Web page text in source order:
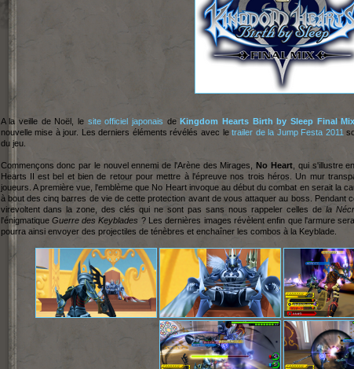
A la veille de Noël, le site officiel japonais deKingdom Hearts Birth by Sleep Final Mix
nouvelle mise à jour. Les derniers éléments révélés avec letrailer de la Jump Festa 2011
du jeu.
Commençons donc par le nouvel ennemi de l'Arène des Mirages,No Heart , qui s'illustre
Hearts II est bel et bien de retour pour mettre à l'épreuve nos trois héros. Un mur
joueurs. A première vue, l'emblème que No Heart invoque au début du combat en serait la
à bout des cinq barres de vie de cette protection avant de vous attaquer au boss. Pendant
virevoltent dans la zone, des clés qui ne sont pas sans nous rappeler celles dela
l'énigmatique Guerre des Keyblades ? Les dernières images révèlent enfin que l'armure
pourra ainsi envoyer des projectiles de ténèbres et enchaîner les combos à la Keyblade.